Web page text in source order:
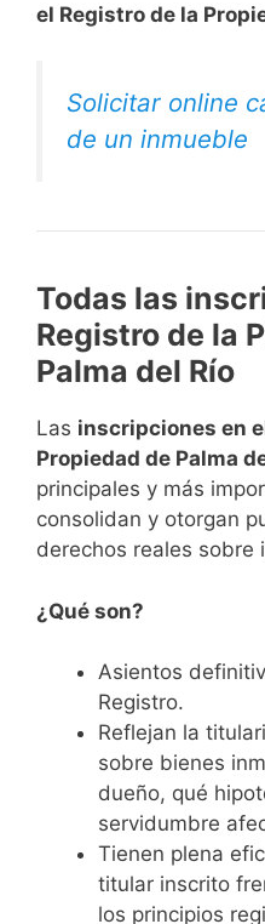
el Registro de la
Solicitar online
de un inmueble
Todas las
Registro de la
Palma del Río
Las inscripciones en
Propiedad de Palma
principales y más
consolidan y otorgan
derechos reales sobre
¿Qué son?
Asientos
Registro.
Reflejan la
sobre bienes
dueño, qué
servidumbre
Tienen plena
titular inscrito
los principios